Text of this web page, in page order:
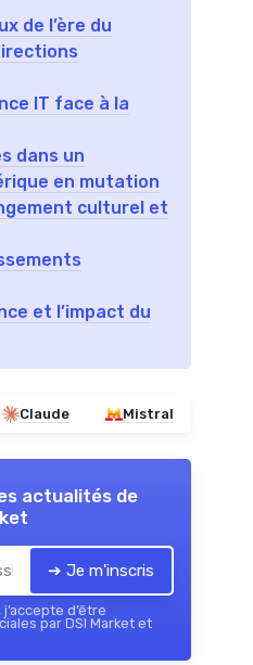
de l’ère du
IT face à la
dans un
en mutation
culturel et
et l’impact du
Claude Mistral
actualités de
➔ Je m'inscris
d’être
par DSI Market et